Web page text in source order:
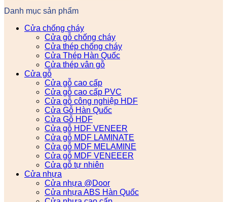
Danh mục sản phẩm
Cửa chống cháy
Cửa gỗ chống cháy
Cửa thép chống cháy
Cửa Thép Hàn Quốc
Cửa thép vân gỗ
Cửa gỗ
Cửa gỗ cao cấp
Cửa gỗ cao cấp PVC
Cửa gỗ công nghiệp HDF
Cửa Gỗ Hàn Quốc
Cửa Gỗ HDF
Cửa gỗ HDF VENEER
Cửa gỗ MDF LAMINATE
Cửa gỗ MDF MELAMINE
Cửa gỗ MDF VENEEER
Cửa gỗ tự nhiên
Cửa nhựa
Cửa nhựa @Door
Cửa nhựa ABS Hàn Quốc